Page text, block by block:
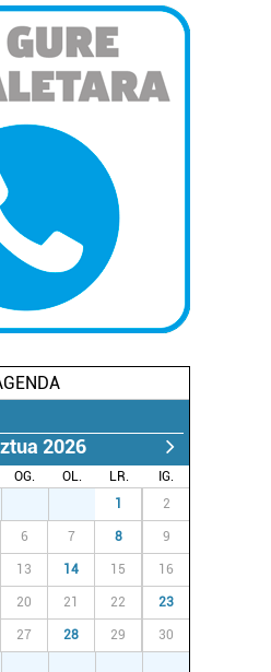
2026
OG. OL. LR.
IG.
1 2
6 7 8 9
13 14 15 16
20 21 22 23
27 28 29 30